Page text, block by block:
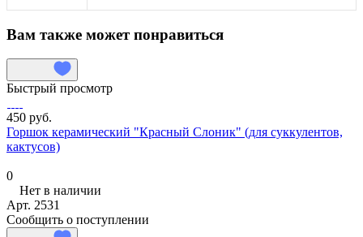
Вам также может понравиться
Быстрый просмотр
450 руб.
Горшок керамический "Красный Слоник" (для суккулентов,
кактусов)
0
Нет в наличии
Арт. 2531
Сообщить о поступлении